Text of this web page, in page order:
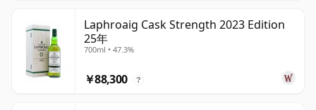
Laphroaig Cask Strength 2023 Edition
25年
700ml • 47.3%
￥88,300 ?